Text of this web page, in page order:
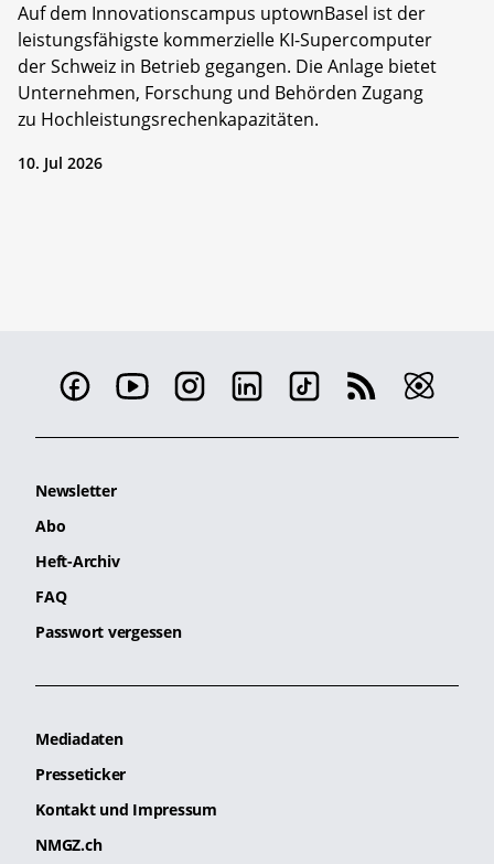
Auf dem Innovationscampus uptownBasel ist der
leistungsfähigste kommerzielle KI-Supercomputer
der Schweiz in Betrieb gegangen. Die Anlage bietet
Unternehmen, Forschung und Behörden Zugang
zu Hochleistungsrechenkapazitäten.
10. Jul 2026
Newsletter
Abo
Heft-Archiv
FAQ
Passwort vergessen
Mediadaten
Presseticker
Kontakt und Impressum
NMGZ.ch